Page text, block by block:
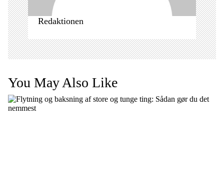
Redaktionen
You May Also Like